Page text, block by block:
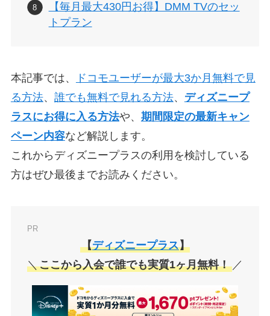
【毎月最大430円お得】DMM TVのセッ
トプラン
本記事では、
ドコモユーザーが最大3か月無料で見
る方法、 誰でも無料で見れる方法、 ディズニープ
ラスにお得に入る方法や、 期間限定の最新キャン
ペーン内容など解説します。
これからディズニープラスの利用を検討している
方はぜひ最後までお読みください。
PR
【ディズニープラス】
＼ここから入会で誰でも実質1ヶ月無料！ ／